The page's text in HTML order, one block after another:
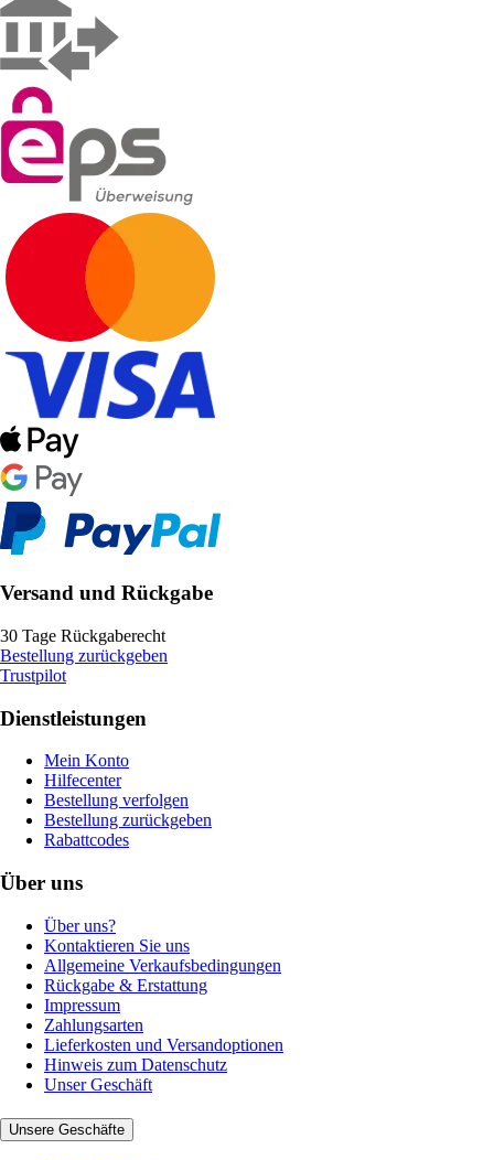
Versand und Rückgabe
30 Tage Rückgaberecht
Bestellung zurückgeben
Trustpilot
Dienstleistungen
Mein Konto
Hilfecenter
Bestellung verfolgen
Bestellung zurückgeben
Rabattcodes
Über uns
Über uns?
Kontaktieren Sie uns
Allgemeine Verkaufsbedingungen
Rückgabe & Erstattung
Impressum
Zahlungsarten
Lieferkosten und Versandoptionen
Hinweis zum Datenschutz
Unser Geschäft
Unsere Geschäfte